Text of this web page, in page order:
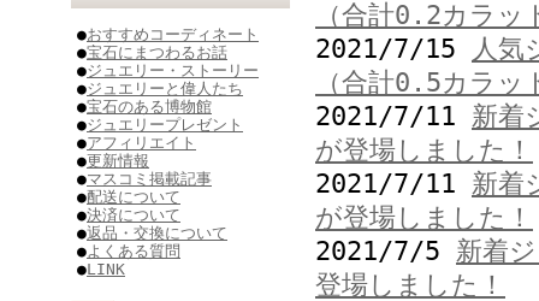
●おすすめコーディネート
●宝石にまつわるお話
●ジュエリー・ストーリー
●ジュエリーと偉人たち
●宝石のある博物館
●ジュエリープレゼント
●アフィリエイト
●更新情報
●マスコミ掲載記事
●配送について
●決済について
●返品・交換について
●よくある質問
●LINK
（合計0.2カラッ
2021/7/15
人気
（合計0.5カラッ
2021/7/11 新着
が登場しました！
2021/7/11 新着
が登場しました！
2021/7/5 新着
登場しました！